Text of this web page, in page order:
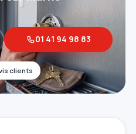
clients
01 41 94 98 83